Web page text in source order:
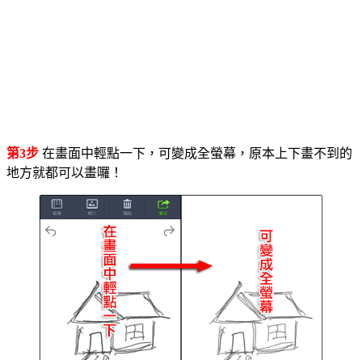
第3步 在畫面中輕點一下，可變成全螢幕，原本上下畫不到的
地方就都可以畫囉！